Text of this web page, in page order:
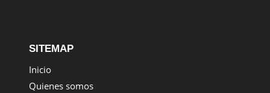
SITEMAP
Inicio
Quienes somos